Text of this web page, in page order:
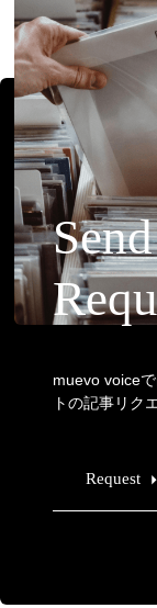
muevo voice
トの記事リク
Request